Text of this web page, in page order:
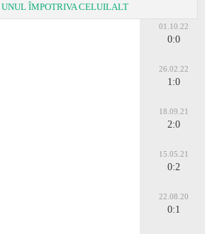
UNUL ÎMPOTRIVA CELUILALT
01.10.22
0:0
26.02.22
1:0
18.09.21
2:0
15.05.21
0:2
22.08.20
0:1